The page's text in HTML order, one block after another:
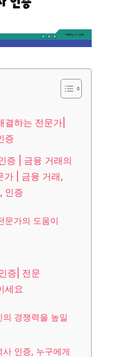
결하는 전문가|
증
증 | 금융 거래의
가 | 금융 거래,
인증
문가의 도움이
증| 전문
세요
경쟁력을 높일
인증, 누구에게